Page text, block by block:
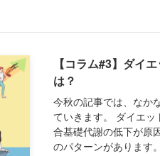
【コラム#3】ダイ
は？
今秋の記事では、なか
ていきます。 ダイエ
合基礎代謝の低下が原
のパターンがあります